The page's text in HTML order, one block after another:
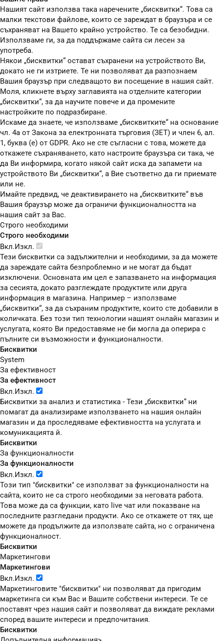
Нашият сайт използва така наречените „бисквитки“. Това са
малки текстови файлове, които се зареждат в браузъра и се
съхраняват на Вашето крайно устройство. Те са безобидни.
Използваме ги, за да поддържаме сайта си лесен за
употреба.
Някои „бисквитки“ остават съхранени на устройството Ви,
докато не ги изтриете. Те ни позволяват да разпознаем
Вашия браузър при следващото ви посещение в нашия сайт.
Моля, кликнете върху заглавията на отделните категории
„бисквитки“, за да научите повече и да промените
настройките по подразбиране.
Искаме да знаете, че използваме „бисквитките“ на основание
чл. 4а от Закона за електронната търговия (ЗЕТ) и член 6, ал.
1, буква (е) от GDPR. Ако не сте съгласни с това, можете да
откажете съхраняването, като настроите браузъра си така, че
да Ви информира, когато някой сайт иска да запамети на
устройството Ви „бисквитки“, а Вие съответно да ги приемате
или не.
Имайте предвид, че деактивирането на „бисквитките“ във
Вашия браузър може да ограничи функционалността на
нашия сайт за Вас.
Строго необходими
Строго необходими
Вкл.Изкл.
Тези бисквитки са задължителни и необходими, за да можете
да зареждате сайта безпроблемно и не могат да бъдат
изключени. Основната им цел е запазването на информация
за сесията, докато разглеждате продуктите или друга
информация в магазина. Например – използваме
„бисквитки“, за да съхраним продуктите, които сте добавили в
количката. Без този тип технологии нашият онлайн магазин и
услугата, която Ви предоставяме не би могла да оперира с
пълните си възможности и функционалности.
Бисквитки
System
За ефективност
За ефективност
Вкл.Изкл.
Бисквитки за анализ и статистика - Тези „бисквитки“ ни
помагат да анализираме използването на нашия онлайн
магазин и да проследяваме ефективността на услугата и
комуникацията й.
Бисквитки
За функционалности
За функционалности
Вкл.Изкл.
Този тип "бисквитки" се използват за функционалности на
сайта, които не са строго необходими за неговата работа.
Това може да са функции, като live чат или показване на
последните разгледани продукти. Ако се откажете от тях, ще
можете да продължите да използвате сайта, но с ограничена
функционалност.
Бисквитки
Маркетингови
Маркетингови
Вкл.Изкл.
Маркетинговите "бисквитки" ни позволяват да пригодим
маркетинга си към Вас и Вашите собствени интереси. Те се
поставят чрез нашия сайт и позволяват да виждате реклами
според вашите интереси и предпочитания.
Бисквитки